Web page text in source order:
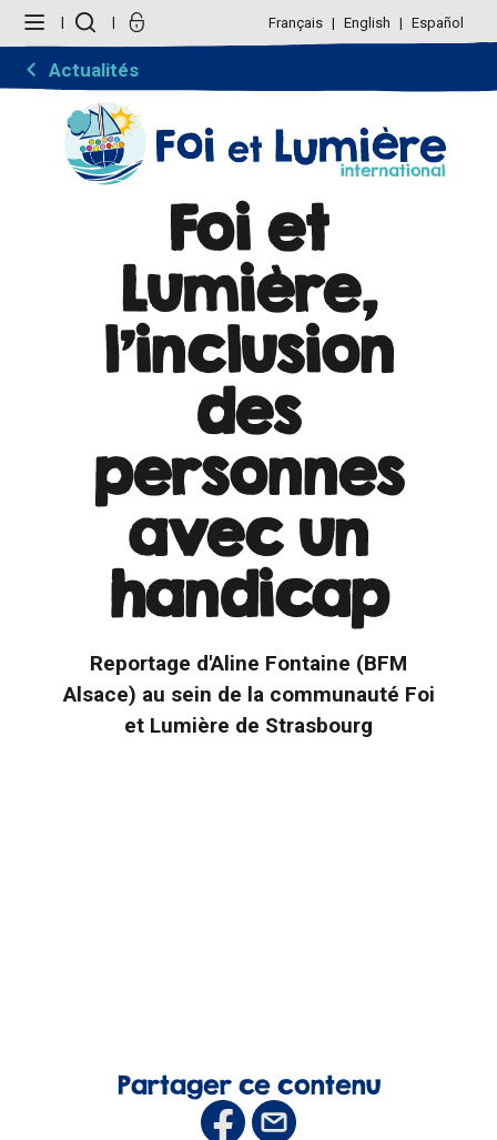
contenu.
navigation
personnels
Français English Español
Actualités
Foi et
Lumière,
l'inclusion
des
personnes
avec un
handicap
Reportage d'Aline Fontaine (BFM
Alsace) au sein de la communauté Foi
et Lumière de Strasbourg
Partager ce contenu